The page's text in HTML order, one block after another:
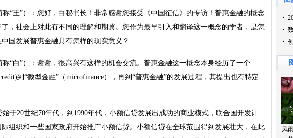
“王”）：您好，白秘书长！非常感谢您接受《中国征信》的专访！普惠金融的概念
，社会上对此有不同的理解和期冀。您作为最早引入和翻译这一概念的学者，是怎
国发展普惠金融具有怎样的现实意义？
称“白”）：谢谢，很高兴有这样的机会交流。普惠金融这一概念本身经历了一个
到“微型金融”（microfinance），再到“普惠金融”的发展过程，其提出也有特定
始于20世纪70年代，到1990年代，小额信贷发展出成功的商业模式，联合国开发计
组织和一些国家政府开始推广小额信贷。小额信贷在全球范围得到发展壮大，在此